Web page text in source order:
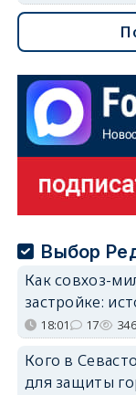
Выбор
Как совхоз-
застройке:
18:01 17
Кого в
для защиты